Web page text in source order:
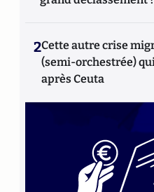
2Cette autre crise
(semi-orchestrée)
après Ceuta